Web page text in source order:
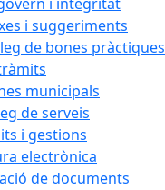
i suggeriments
de bones pràctiques
municipals
de serveis
i gestions
electrònica
de documents